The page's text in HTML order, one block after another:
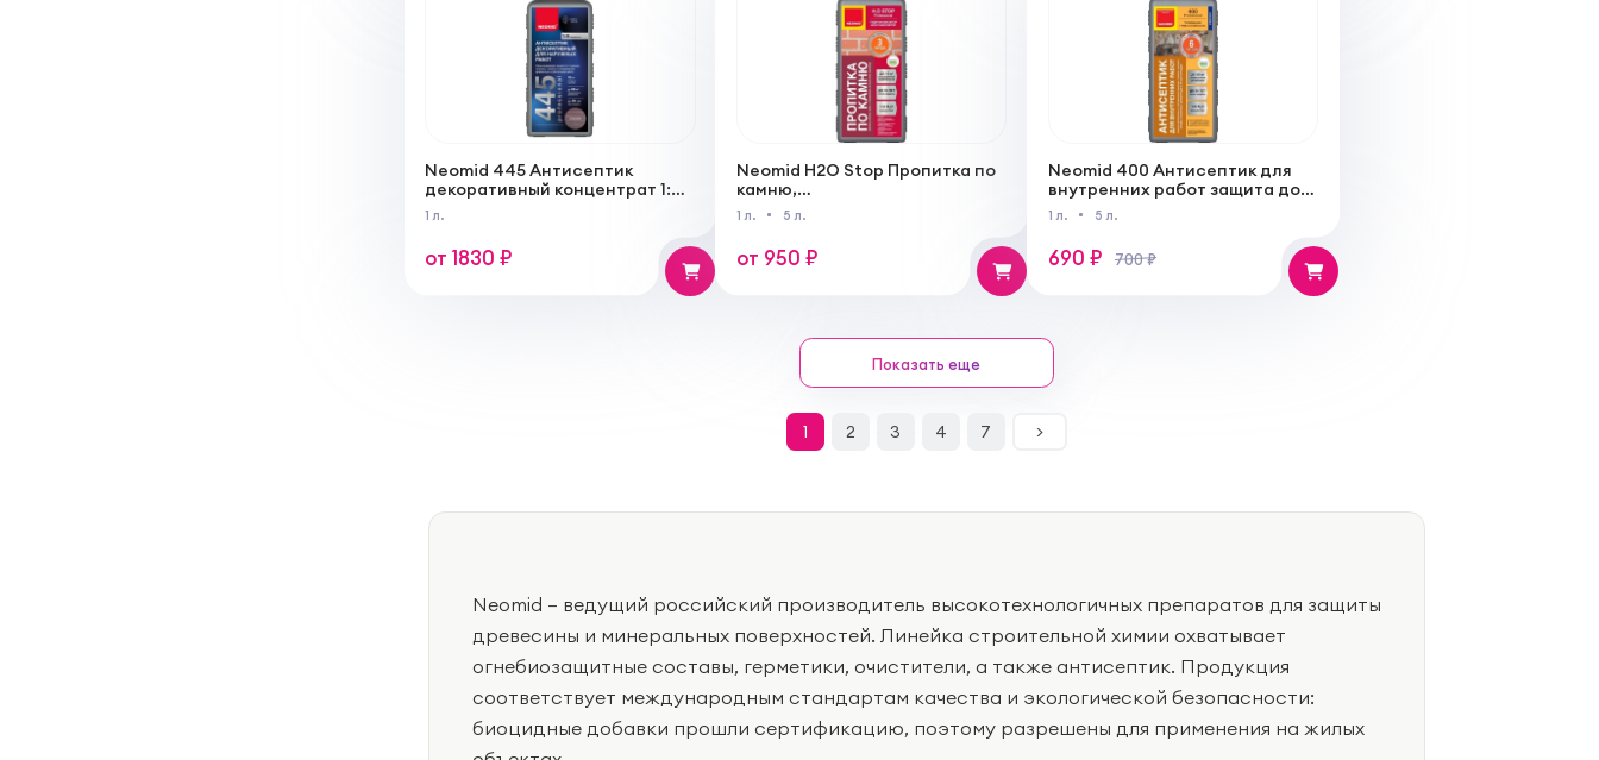
Neomid 445 Антисептик
декоративный концентрат 1:9
для наружных работ
1 л.
от 1830 ₽
Neomid H2О Stop Пропитка по
камню,
водогрязеотталкивающая,
концентрат 1:2
1 л. 5 л.
от 950 ₽
Neomid 400 Антисептик для
внутренних работ защита до
25 лет концентрат 1:5
1 л. 5 л.
690 ₽ 700 ₽
Показать еще
1 2 3 4 7 >
Neomid — ведущий российский производитель высокотехнологичных препаратов для защиты
древесины и минеральных поверхностей. Линейка строительной химии охватывает
огнебиозащитные составы, герметики, очистители, а также антисептик. Продукция
соответствует международным стандартам качества и экологической безопасности:
биоцидные добавки прошли сертификацию, поэтому разрешены для применения на жилых